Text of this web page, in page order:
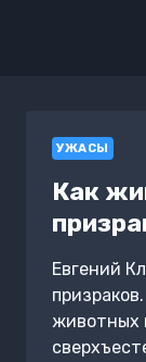
УЖАСЫ
Как
Евгений
животных